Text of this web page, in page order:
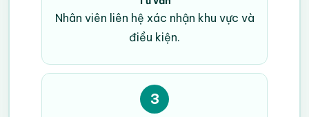
Nhân viên liên hệ xác nhận khu vực và
điều kiện.
3